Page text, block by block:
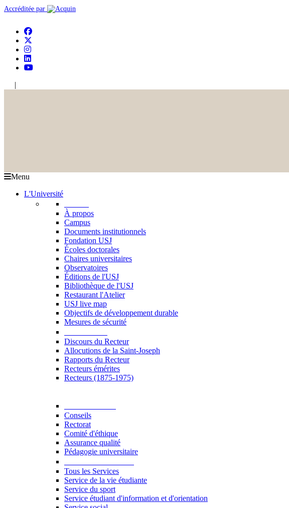
Accréditée par
|
Menu
L'Université
À propos
Campus
Documents institutionnels
Fondation USJ
Écoles doctorales
Chaires universitaires
Observatoires
Éditions de l'USJ
Bibliothèque de l'USJ
Restaurant l'Atelier
USJ live map
Objectifs de développement durable
Mesures de sécurité
Discours du Recteur
Allocutions de la Saint-Joseph
Rapports du Recteur
Recteurs émérites
Recteurs (1875-1975)
Conseils
Rectorat
Comité d'éthique
Assurance qualité
Pédagogie universitaire
Tous les Services
Service de la vie étudiante
Service du sport
Service étudiant d'information et d'orientation